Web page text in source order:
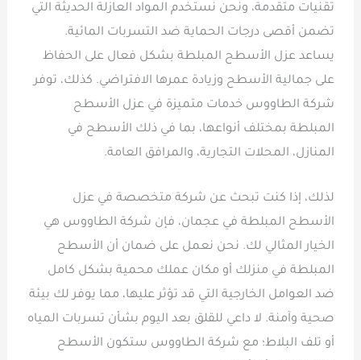
تقنيات متقدمة، ونحن نستخدم المواد العازلة الحديثة التي
تضمن أقصى درجات الحماية ضد التسربات المائية.
يساعد عزل الأسطح المبلطة بشكل فعال على الحفاظ
على جمالية الأسطح وزيادة عمرها الافتراضي. كذلك، توفر
شركة الطاووس خدمات متميزة في عزل الأسطح
المبلطة بمختلف أنواعها، بما في ذلك الأسطح في
المنازل، المحلات التجارية، والمرافق العامة.
لذلك، إذا كنت تبحث عن شركة متخصصة في عزل
الأسطح المبلطة في عجمان، فإن شركة الطاووس هي
الخيار المثالي لك. نحن نعمل على ضمان أن الأسطح
المبلطة في منزلك أو مكان عملك محمية بشكل كامل
ضد العوامل الخارجية التي قد تؤثر عليها، مما يوفر لك بيئة
صحية وآمنة. لا داعي للقلق بعد اليوم بشأن تسربات المياه
أو تلف البلاط؛ مع شركة الطاووس ستكون الأسطح